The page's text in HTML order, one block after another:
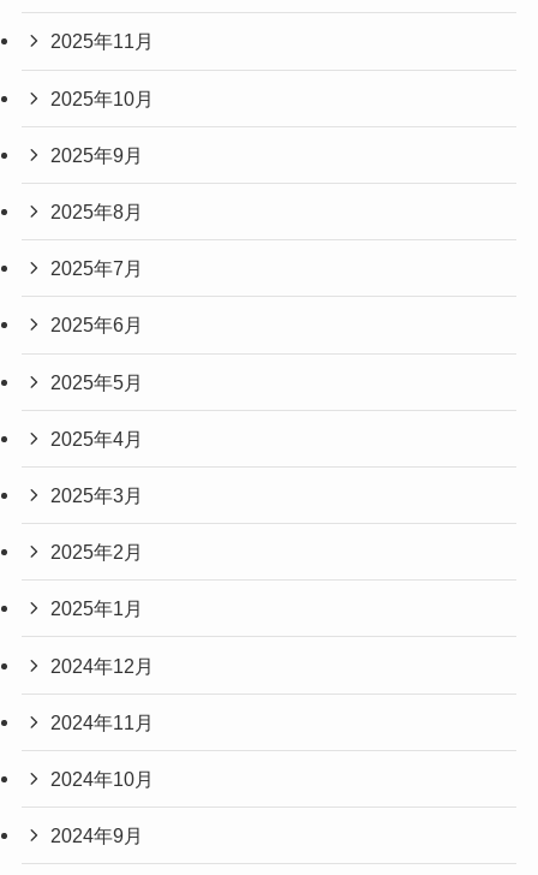
2025年11月
2025年10月
2025年9月
2025年8月
2025年7月
2025年6月
2025年5月
2025年4月
2025年3月
2025年2月
2025年1月
2024年12月
2024年11月
2024年10月
2024年9月